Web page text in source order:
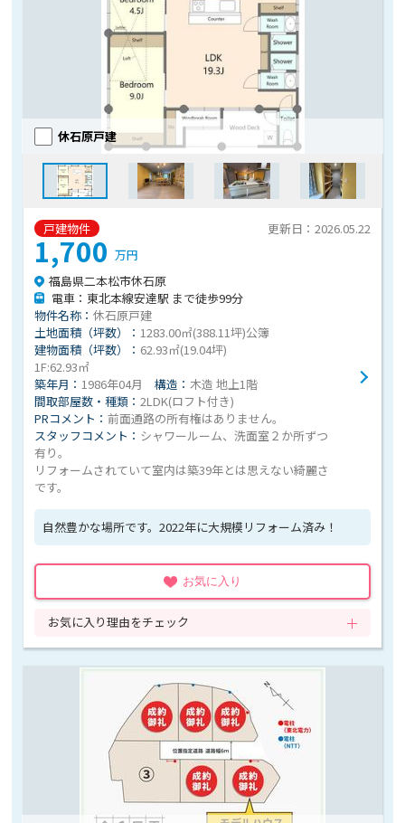
戸建物件
休石原戸建
更新日：2026.05.22
1,700万円
福島県二本松市休石原
電車：東北本線安達駅 まで徒歩99分
物件名称：休石原戸建
土地面積（坪数）：1283.00㎡(388.11坪)公簿
建物面積（坪数）： 62.93㎡(19.04坪)
1F:62.93㎡
築年月：1986年04月 構造：木造 地上1階
間取部屋数・種類：2LDK(ロフト付き)
PRコメント：前面通路の所有権はありません。
スタッフコメント： シャワールーム、洗面室２か所ずつ
有り。
リフォームされていて室内は築39年とは思えない綺麗さ
です。
自然豊かな場所です。2022年に大規模リフォーム済み！
お気に入り
お気に入り理由をチェック